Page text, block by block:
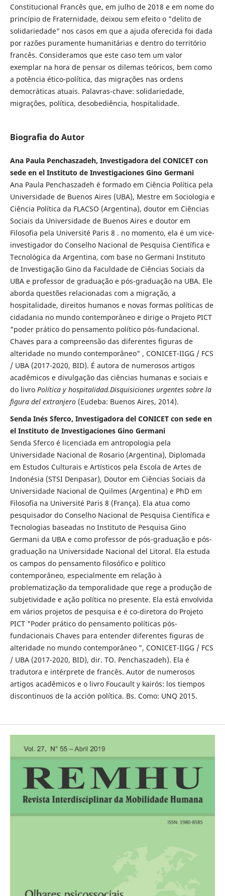
Constitucional Francês que, em julho de 2018 e em nome do
princípio de Fraternidade, deixou sem efeito o "delito de
solidariedade" nos casos em que a ajuda oferecida foi dada
por razões puramente humanitárias e dentro do território
francês. Consideramos que este caso tem um valor
exemplar na hora de pensar os dilemas teóricos, bem como
a potência ético-política, das migrações nas ordens
democráticas atuais. Palavras-chave: solidariedade,
migrações, política, desobediência, hospitalidade.
Biografia do Autor
Ana Paula Penchaszadeh, Investigadora del CONICET con
sede en el Instituto de Investigaciones Gino Germani
Ana Paula Penchaszadeh é formado em Ciência Política pela
Universidade de Buenos Aires (UBA), Mestre em Sociologia e
Ciência Política da FLACSO (Argentina), doutor em Ciências
Sociais da Universidade de Buenos Aires e doutor em
Filosofia pela Université Paris 8 . no momento, ela é um vice-
investigador do Conselho Nacional de Pesquisa Científica e
Tecnológica da Argentina, com base no Germani Instituto
de Investigação Gino da Faculdade de Ciências Sociais da
UBA e professor de graduação e pós-graduação na UBA. Ele
aborda questões relacionadas com a migração, a
hospitalidade, direitos humanos e novas formas políticas de
cidadania no mundo contemporâneo e dirige o Projeto PICT
"poder prático do pensamento político pós-fundacional.
Chaves para a compreensão das diferentes figuras de
alteridade no mundo contemporâneo" , CONICET-IIGG / FCS
/ UBA (2017-2020, BID). É autora de numerosos artigos
acadêmicos e divulgação das ciências humanas e sociais e
do livro Política y hospitalidad.Disquisiciones urgentes sobre la
figura del extranjero (Eudeba: Buenos Aires, 2014).
Senda Inés Sferco, Investigadora del CONICET con sede en
el Instituto de Investigaciones Gino Germani
Senda Sferco é licenciada em antropologia pela
Universidade Nacional de Rosario (Argentina), Diplomada
em Estudos Culturais e Artísticos pela Escola de Artes de
Indonésia (STSI Denpasar), Doutor em Ciências Sociais da
Universidade Nacional de Quilmes (Argentina) e PhD em
Filosofia na Université Paris 8 (França). Ela atua como
pesquisador do Conselho Nacional de Pesquisa Científica e
Tecnologias baseadas no Instituto de Pesquisa Gino
Germani da UBA e como professor de pós-graduação e pós-
graduação na Universidade Nacional del Litoral. Ela estuda
os campos do pensamento filosófico e político
contemporâneo, especialmente em relação à
problematização da temporalidade que rege a produção de
subjetividade e ação política no presente. Ela está envolvida
em vários projetos de pesquisa e é co-diretora do Projeto
PICT "Poder prático do pensamento políticas pós-
fundacionais Chaves para entender diferentes figuras de
alteridade no mundo contemporâneo ", CONICET-IIGG / FCS
/ UBA (2017-2020, BID), dir. TO. Penchaszadeh). Ela é
tradutora e intérprete de francês. Autor de numerosos
artigos acadêmicos e o livro Foucault y kairós: los tiempos
discontinuos de la acción política. Bs. Como: UNQ 2015.